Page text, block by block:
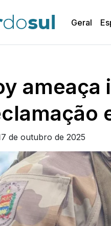
Geral
ameaça
de outubro de 2025